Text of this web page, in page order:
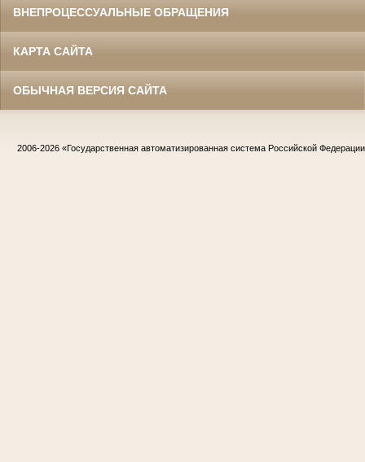
ВНЕПРОЦЕССУАЛЬНЫЕ ОБРАЩЕНИЯ
КАРТА САЙТА
ОБЫЧНАЯ ВЕРСИЯ САЙТА
2006-2026 «Государственная автоматизированная система Российской